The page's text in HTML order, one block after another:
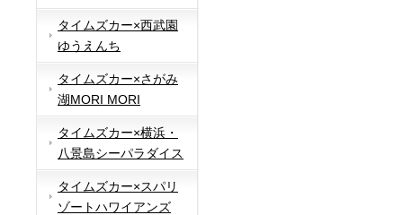
タイムズカー×西武園
ゆうえんち
タイムズカー×さがみ
湖MORI MORI
タイムズカー×横浜・
八景島シーパラダイス
タイムズカー×スパリ
ゾートハワイアンズ